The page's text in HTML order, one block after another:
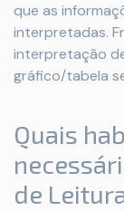
que as
interpretadas.
interpretação
gráfico/tabela
Quais
de